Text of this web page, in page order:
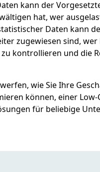
kann der
hat, wer
Daten kann
zugewiesen sind,
kontrollieren und die
wie Sie Ihre
können, einer
für beliebige